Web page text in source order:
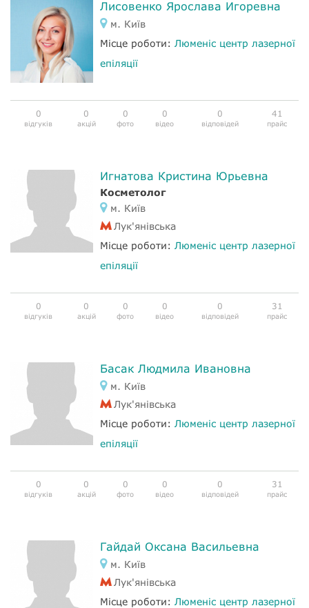
Лисовенко Ярослава Игоревна
м. Київ
Місце роботи: Люменіс центр лазерної
епіляції
0
відгуків
0
акцій
0
фото
0
відео
0
відповідей
41
прайс
Игнатова Кристина Юрьевна
Косметолог
м. Київ
Лук'янівська
Місце роботи: Люменіс центр лазерної
епіляції
0
відгуків
0
акцій
0
фото
0
відео
0
відповідей
31
прайс
Басак Людмила Ивановна
м. Київ
Лук'янівська
Місце роботи: Люменіс центр лазерної
епіляції
0
відгуків
0
акцій
0
фото
0
відео
0
відповідей
31
прайс
Гайдай Оксана Васильевна
м. Київ
Лук'янівська
Місце роботи: Люменіс центр лазерної